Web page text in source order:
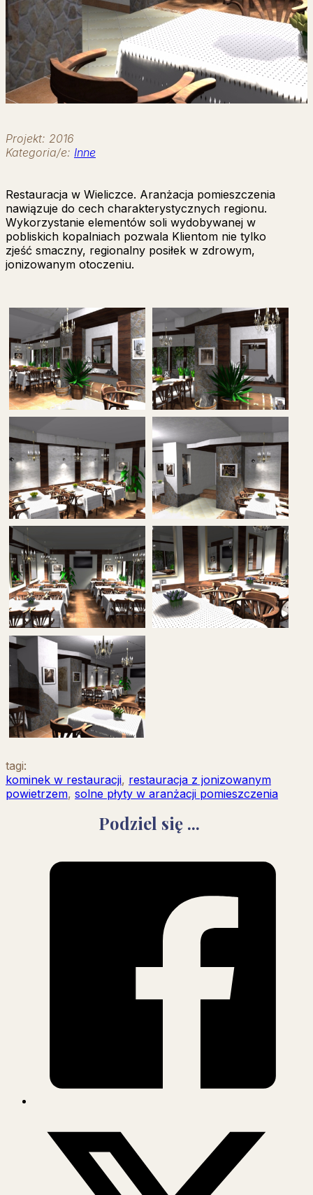
Projekt: 2016
Kategoria/e: Inne
Restauracja w Wieliczce. Aranżacja pomieszczenia
nawiązuje do cech charakterystycznych regionu.
Wykorzystanie elementów soli wydobywanej w
pobliskich kopalniach pozwala Klientom nie tylko
zjeść smaczny, regionalny posiłek w zdrowym,
jonizowanym otoczeniu.
tagi:
kominek w restauracji, restauracja z jonizowanym
powietrzem, solne płyty w aranżacji pomieszczenia
Podziel się ...